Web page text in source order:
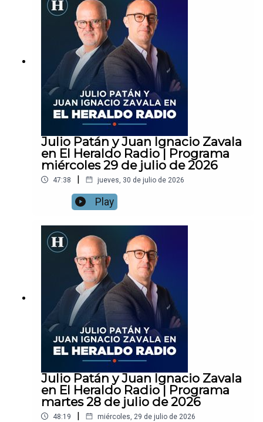
Julio Patán y Juan Ignacio Zavala
en El Heraldo Radio | Programa
miércoles 29 de julio de 2026
47:38 | jueves, 30 de julio de 2026
Play
Julio Patán y Juan Ignacio Zavala
en El Heraldo Radio | Programa
martes 28 de julio de 2026
48:19 | miércoles, 29 de julio de 2026